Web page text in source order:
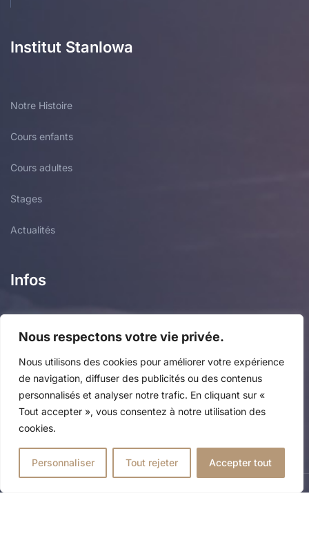
Nous respectons votre vie privée.
Nous utilisons des cookies pour améliorer votre expérience
de navigation, diffuser des publicités ou des contenus
personnalisés et analyser notre trafic. En cliquant sur «
Tout accepter », vous consentez à notre utilisation des
cookies.
Personnaliser Tout rejeter Accepter tout
Institut Stanlowa
Notre Histoire
Cours enfants
Cours adultes
Stages
Actualités
Infos
FAQ
Contact
Ecole du ballet
Mentions Légales